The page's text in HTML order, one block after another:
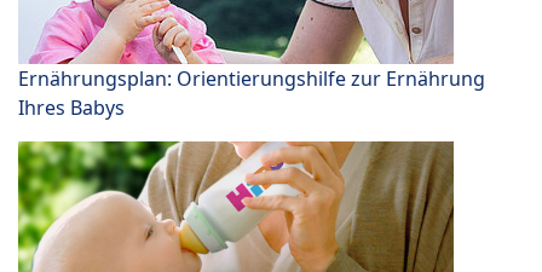
Ernährungsplan: Orientierungshilfe zur Ernährung
Ihres Babys